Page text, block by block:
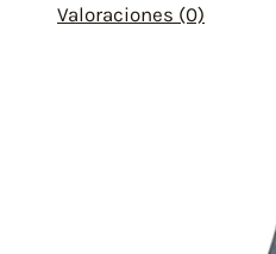
Valoraciones (0)